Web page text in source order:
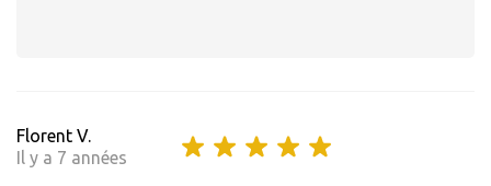
Florent V.
Il y a 7 années